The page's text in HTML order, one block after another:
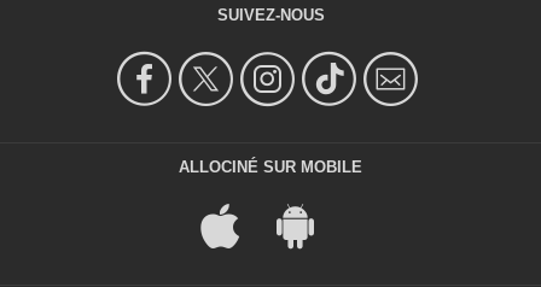
SUIVEZ-NOUS
ALLOCINÉ SUR MOBILE